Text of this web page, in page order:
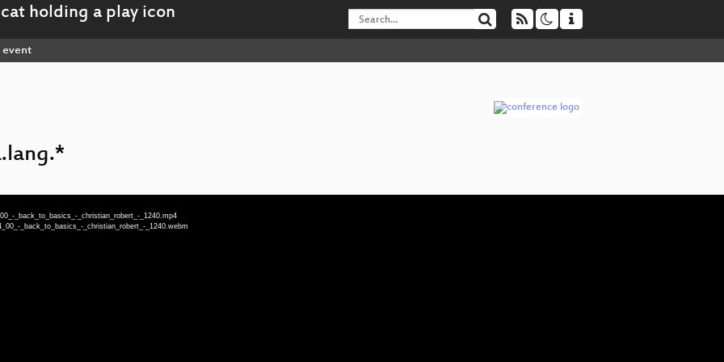
event
_back_to_basics_-_christian_robert_-_1240.mp4
_back_to_basics_-_christian_robert_-_1240.webm